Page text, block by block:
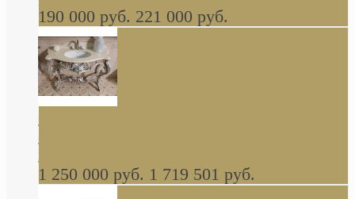
190 000 руб. 221 000 руб.
стиле барокко, из массива дерева, светло
коричневый матовый окрас + серебро
1 250 000 руб. 1 719 501 руб.